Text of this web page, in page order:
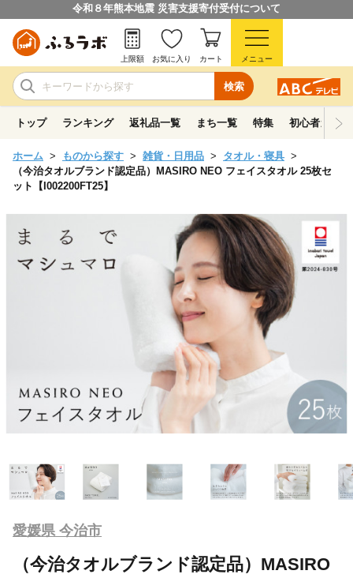
令和８年熊本地震 災害支援寄付受付について
検索
上限額 お気に入り カート メニュー
トップ ランキング 返礼品一覧 まち一覧 特集 初心者ガイド
ホーム ものから探す 雑貨・日用品
タオル・寝具
（今治タオルブランド認定品）MASIRO NEO フェイスタオル 25枚セ
ット【I002200FT25】
愛媛県 今治市
（今治タオルブランド認定品）MASIRO